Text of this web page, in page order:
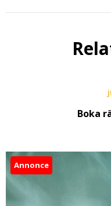
Boka
Annonce